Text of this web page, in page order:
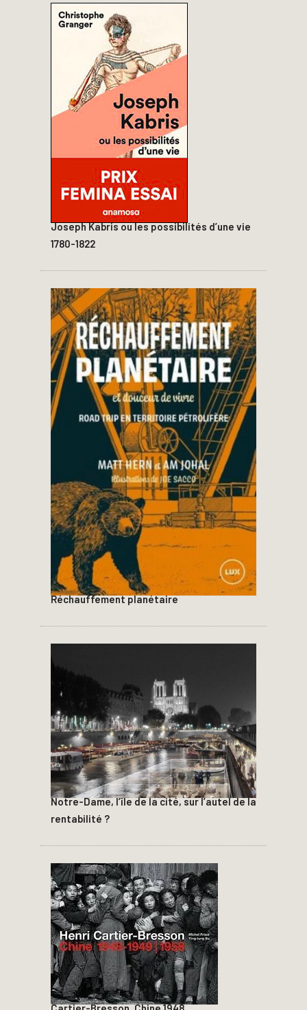
Joseph Kabris ou les possibilités d’une vie
1780-1822
Réchauffement planétaire
Notre-Dame, l’île de la cité, sur l’autel de la
rentabilité ?